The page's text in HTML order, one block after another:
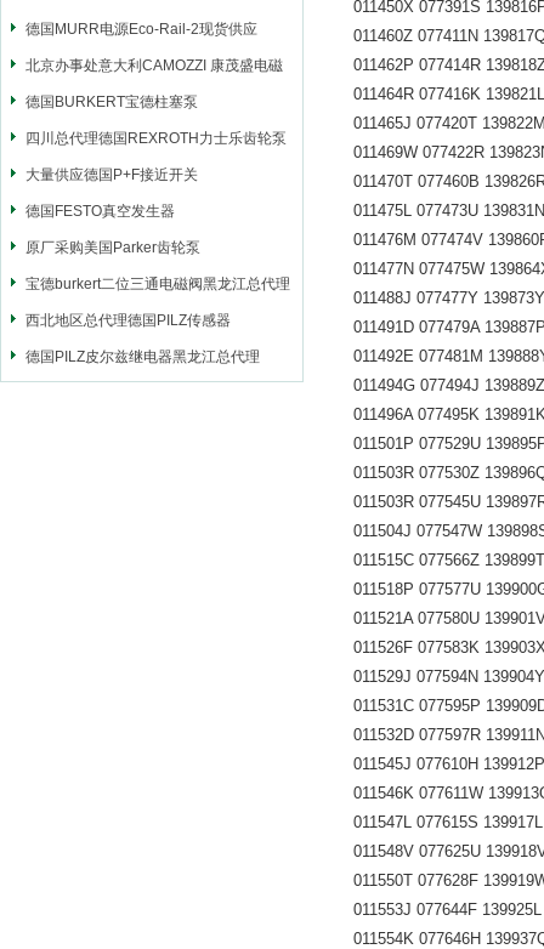
德国MURR电源Eco-Rail-2现货供应
北京办事处意大利CAMOZZI 康茂盛电磁
阀
德国BURKERT宝德柱塞泵
四川总代理德国REXROTH力士乐齿轮泵
大量供应德国P+F接近开关
德国FESTO真空发生器
原厂采购美国Parker齿轮泵
宝德burkert二位三通电磁阀黑龙江总代理
西北地区总代理德国PILZ传感器
德国PILZ皮尔兹继电器黑龙江总代理
011450X 077391S 139816P
011460Z 077411N
011462P 077414R 139818Z
011464R 077416K 139821L
011465J 077420T 139822M
011469W 077422R
011470T 077460B 139826R
011475L 077473U 139831N
011476M 077474V
011477N 077475W
011488J 077477Y 139873Y
011491D 077479A
011492E 077481M
011494G 077494J 139889Z
011496A 077495K 139891K
011501P 077529U
011503R 077530Z
011503R 077545U
011504J 077547W
011515C 077566Z 139899T
011518P 077577U
011521A 077580U
011526F 077583K 139903X
011529J 077594N 139904Y
011531C 077595P
011532D 077597R
011545J 077610H 139912P
011546K 077611W
011547L 077615S 139917L
011548V 077625U
011550T 077628F
011553J 077644F 139925L
011554K 077646H